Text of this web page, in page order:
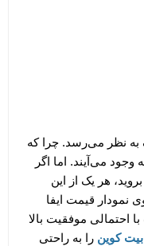
بیت کوین